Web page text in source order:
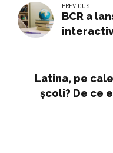
PREVIOUS
BCR a
Latina, pe
școli? De ce